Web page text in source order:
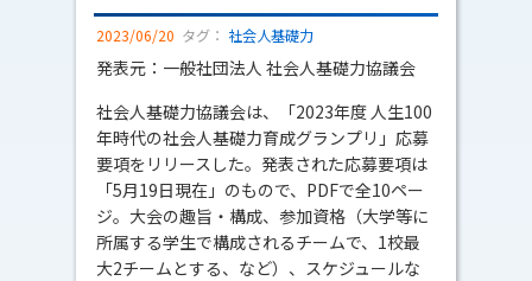
2023/06/20 タグ： 社会人基礎力
発表元：一般社団法人 社会人基礎力協議会
社会人基礎力協議会は、「2023年度 人生100
年時代の社会人基礎力育成グランプリ」応募
要項をリリースした。発表された応募要項は
「5月19日現在」のもので、PDFで全10ペー
ジ。大会の趣旨・構成、参加資格（大学等に
所属する学生で構成されるチームで、1校最
大2チームとする、など）、スケジュールな